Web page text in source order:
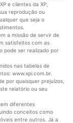
e clientes da XP,
reprodução ou
que seja o
a missão de servir de
satisfeitos com as
pode ser realizado por
nas tabelas de
www.xpi.com.br.
por quaisquer prejuízos,
relatório ou seu
diferentes
conceitos como
entre outros. Já a